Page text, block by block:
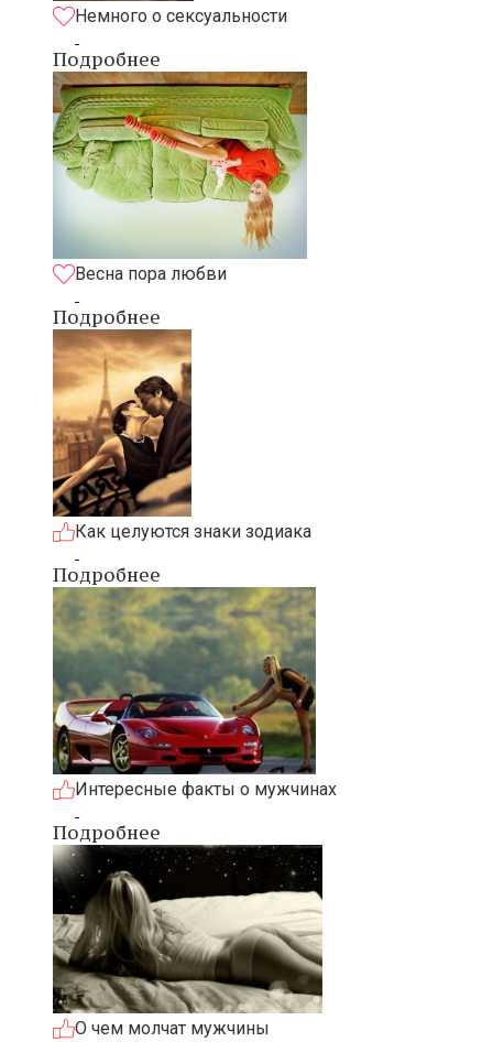
Немного о сексуальности
Подробнее
Весна пора любви
Подробнее
Как целуются знаки зодиака
Подробнее
Интересные факты о мужчинах
Подробнее
О чем молчат мужчины